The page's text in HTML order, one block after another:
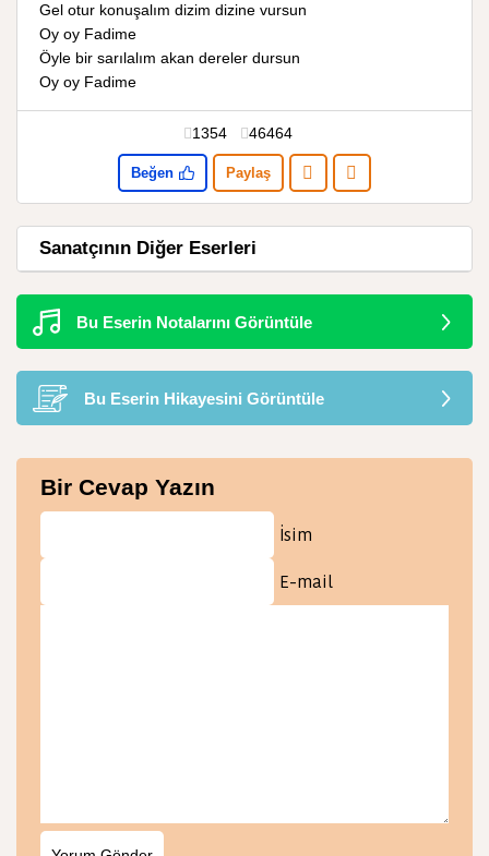
Gel otur konuşalım dizim dizine vursun
Oy oy Fadime
Öyle bir sarılalım akan dereler dursun
Oy oy Fadime
1354 46464
Beğen Paylaş
Sanatçının Diğer Eserleri
Bu Eserin Notalarını Görüntüle
Bu Eserin Hikayesini Görüntüle
Bir Cevap Yazın
İsim
E-mail